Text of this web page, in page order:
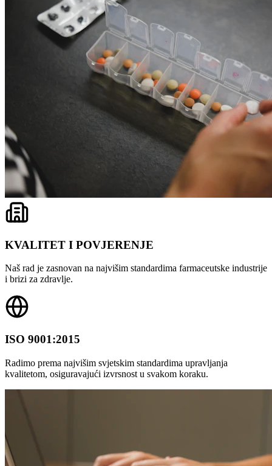
KVALITET I POVJERENJE
Naš rad je zasnovan na najvišim standardima farmaceutske industrije
i brizi za zdravlje.
ISO 9001:2015
Radimo prema najvišim svjetskim standardima upravljanja
kvalitetom, osiguravajući izvrsnost u svakom koraku.